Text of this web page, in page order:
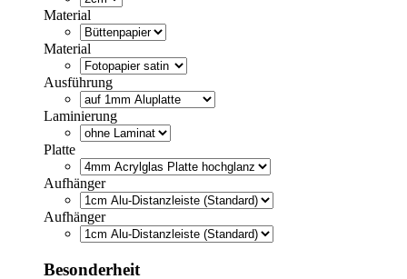
Material
Material
Ausführung
Laminierung
Platte
Aufhänger
Aufhänger
Besonderheit